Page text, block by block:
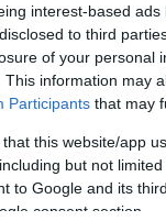
interest-based
to third
of your personal
This information may
Participants that may
that this website/app
but not
to Google and its
consent section.
και
στην
20
ιδιαίτερα
τη λειτουργία